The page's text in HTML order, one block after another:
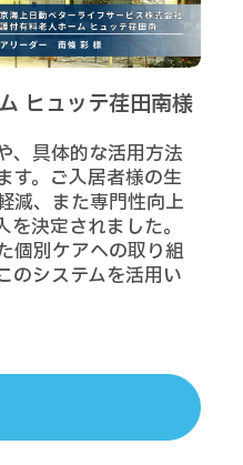
ヒュッテ荏田南様
、具体的な活用方法
す。ご入居者様の生
減、また専門性向上
決定されました。
個別ケアへの取り組
のシステムを活用い